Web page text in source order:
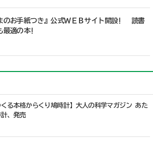
のお手紙つき』公式ＷＥＢサイト開設! 読書
最適の本!
くる本格からくり鳩時計】大人の科学マガジン あた
、発売